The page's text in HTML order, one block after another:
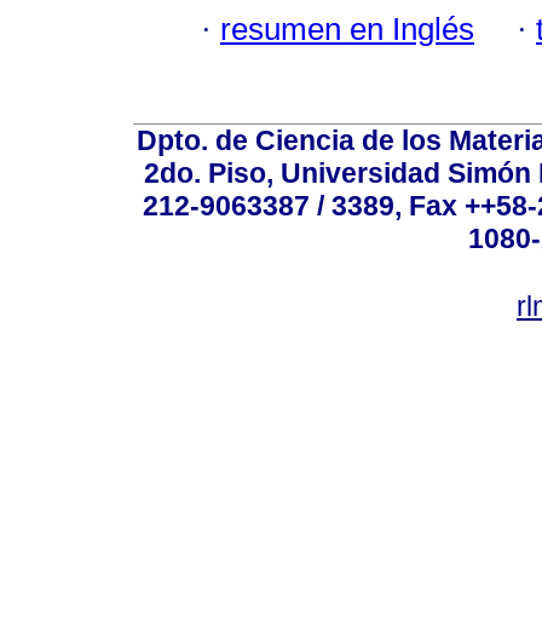
· resumen en Inglés ·
Dpto. de Ciencia de los
2do. Piso, Universidad
212-9063387 / 3389, Fax